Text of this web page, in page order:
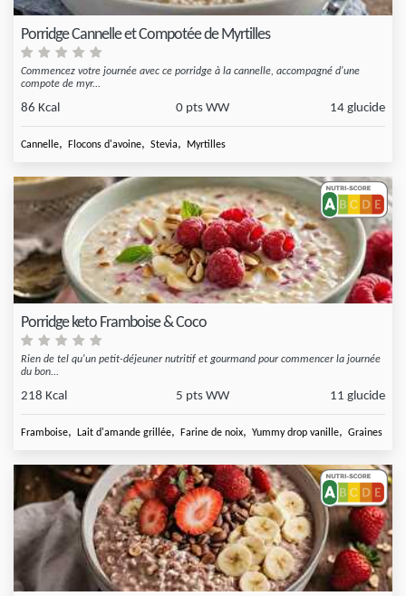
Porridge Cannelle et Compotée de Myrtilles
Commencez votre journée avec ce porridge à la cannelle, accompagné d'une
compote de myr...
86 Kcal 0 pts WW 14 glucide
Cannelle, Flocons d'avoine, Stevia, Myrtilles
Porridge keto Framboise & Coco
Rien de tel qu'un petit-déjeuner nutritif et gourmand pour commencer la journée
du bon...
218 Kcal 5 pts WW 11 glucide
Framboise, Lait d'amande grillée, Farine de noix, Yummy drop vanille, Graines de